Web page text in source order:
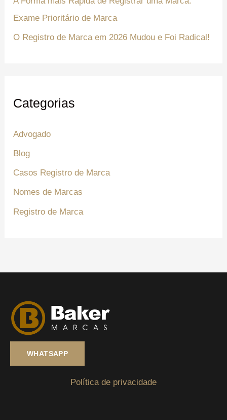
Exame Prioritário de Marca
O Registro de Marca em 2026 Mudou e Foi Radical!
Categorias
Advogado
Blog
Casos Registro de Marca
Nomes de Marcas
Registro de Marca
WHATSAPP
Política de privacidade